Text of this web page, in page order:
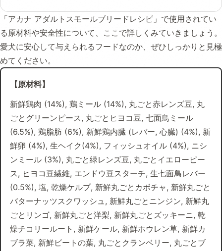
「アカナ アダルトスモールブリードレシピ」で使用されてい
る原材料や安全性について、ここで詳しくみていきましょう。
愛犬に安心して与えられるフードなのか、ぜひしっかりと見極
めてください。
【原材料】
新鮮鶏肉 (14%), 鶏ミール (14%), 丸ごと赤レンズ豆, 丸
ごとグリーンピース, 丸ごとヒヨコ豆, 七面鳥ミール
(6.5%), 鶏脂肪 (6%), 新鮮鶏内臓 (レバー, 心臓) (4%), 新
鮮卵 (4%), 生ヘイク(4%), フィッシュオイル (4%), ニシ
ンミール (3%), 丸ごと緑レンズ豆, 丸ごとイエローピー
ス, ヒヨコ豆繊維, エンドウ豆スターチ, 生七面鳥レバー
(0.5%), 塩, 乾燥ケルプ, 新鮮丸ごとカボチャ, 新鮮丸ごと
バターナッツスクワッシュ, 新鮮丸ごとニンジン, 新鮮丸
ごとリンゴ, 新鮮丸ごと洋梨, 新鮮丸ごとズッキーニ, 乾
燥チコリールート, 新鮮ケール, 新鮮ホウレン草, 新鮮カ
ブラ菜, 新鮮ビートの葉, 丸ごとクランベリー, 丸ごとブ